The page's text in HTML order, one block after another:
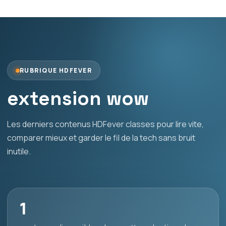
RUBRIQUE HDFEVER
extension wow
Les derniers contenus HDFever classes pour lire vite,
comparer mieux et garder le fil de la tech sans bruit
inutile.
1